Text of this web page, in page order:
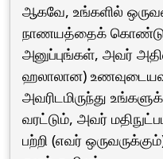
ஆகவே, உங்களில்
நாணயத்தைக் கொண்டு
அனுப்புங்கள், அவர்
ஹலாலான)
அவரிடமிருந்து
வரட்டும், அவர்
பற்றி (எவர்